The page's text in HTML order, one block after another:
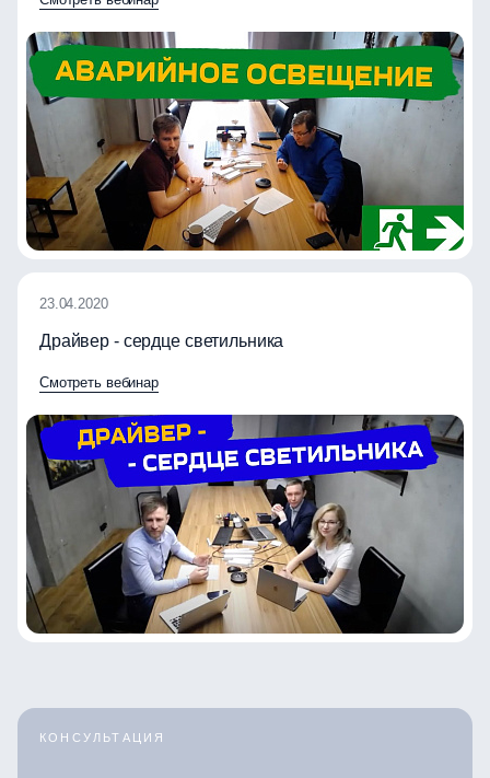
23.04.2020
Драйвер - сердце светильника
Смотреть вебинар
КОНСУЛЬТАЦИЯ